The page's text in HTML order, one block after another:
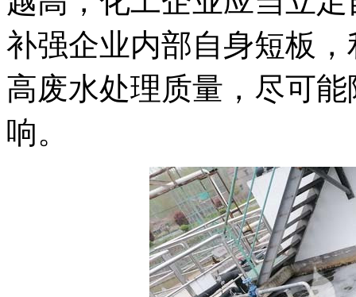
补强企业内部自身短板
高废水处理质量，尽可
响。